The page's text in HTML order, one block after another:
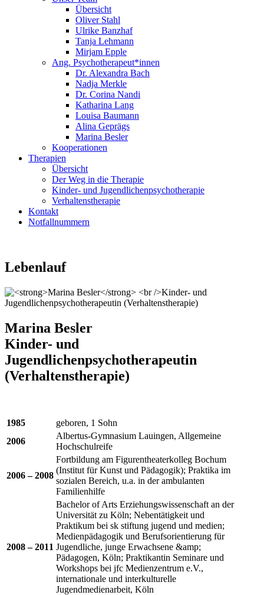
Übersicht
Oliver Stahl
Ulrike Banzhaf
Tanja Lehmann
Mirjam Epple
Ang. Psychotherapeut*innen
Dr. Alexandra Bach
Nadja Merkle
Dr. Corina Nandi
Katharina Lang
Louisa Baumann
Alina Geprägs
Marina Besler
Kooperationen
Therapien
Übersicht
Der Weg in die Therapie
Kinder- und Jugendlichenpsychotherapie
Verhaltenstherapie
Kontakt
Notfallnummern
Lebenlauf
Marina Besler
Kinder- und
Jugendlichenpsychotherapeutin
(Verhaltenstherapie)
1985
geboren, 1 Sohn
2006
Albertus-Gymnasium Lauingen, Allgemeine
Hochschulreife
2006 – 2008
Fortbildung am Figurentheaterkolleg Bochum
(Institut für Kunst und Pädagogik); Praktika im
sozialen Bereich, u.a. in der ambulanten
Familienhilfe
2008 – 2011
Bachelor of Arts Erziehungswissenschaft an der
Universität zu Köln; Nebentätigkeit und
Praktikum bei sk stiftung jugend und medien;
Medienpädagogik und Berufsorientierung für
Jugendliche, junge Erwachsene &amp;
Pädagogen, Köln; Praktikantin Seminare und
Workshops bei jfc Medienzentrum e.V.,
internationale und interkulturelle
Jugendmedienarbeit, Köln